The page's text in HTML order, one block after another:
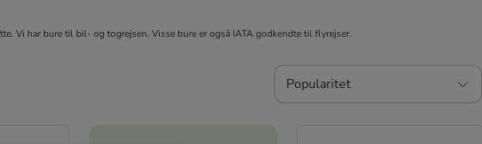
Vi har bure til bil- og togrejsen. Visse bure er også IATA godkendte til flyrejser.
Popularitet